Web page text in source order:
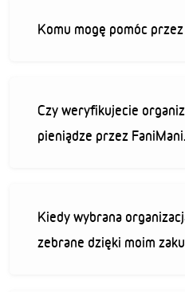
Komu mogę pomóc
Czy weryfikujecie
pieniądze przez
Kiedy wybrana
zebrane dzięki moim